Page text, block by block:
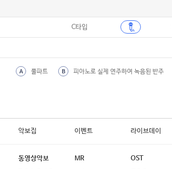
좋은 날 (아이유)
좋지 아니한가 합창
지켜요 작은 기본 (법사랑 캠페인송)
C타입
A 풀파트 B 피아노로 실제 연주하여 녹음된 반주
악보집 이벤트 라이브데이
동영상악보
MR
OST